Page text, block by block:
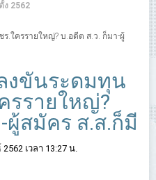
ง 2562
.ใครรายใหญ่? บ.อดีต ส.ว. ก็มา-ผู้
งขันระดมทุน
รรายใหญ่?
ผู้สมัคร ส.ส.ก็มี
เวลา 13:27 น.